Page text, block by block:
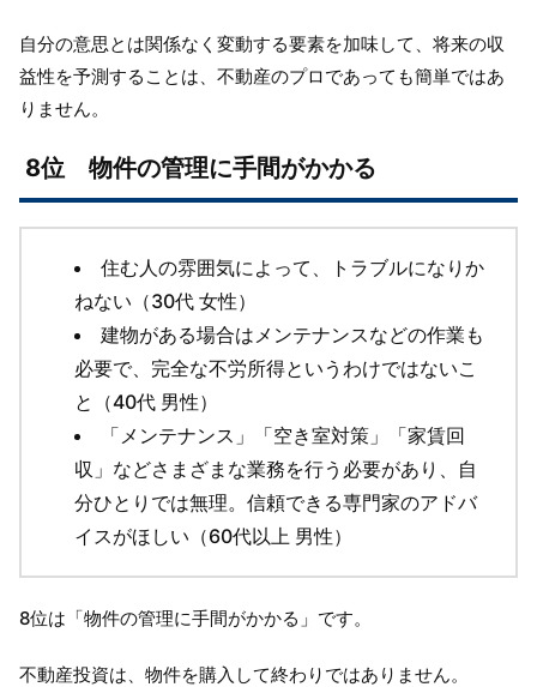
自分の意思とは関係なく変動する要素を加味して、将来の収
益性を予測することは、不動産のプロであっても簡単ではあ
りません。
8位 物件の管理に手間がかかる
住む人の雰囲気によって、トラブルになりか
ねない（30代 女性）
建物がある場合はメンテナンスなどの作業も
必要で、完全な不労所得というわけではないこ
と（40代 男性）
「メンテナンス」「空き室対策」「家賃回
収」などさまざまな業務を行う必要があり、自
分ひとりでは無理。信頼できる専門家のアドバ
イスがほしい（60代以上 男性）
8位は「物件の管理に手間がかかる」です。
不動産投資は、物件を購入して終わりではありません。